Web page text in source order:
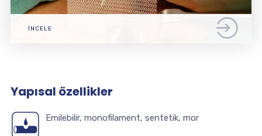
İNCELE
Yapısal özellikler
Emilebilir, monofilament, sentetik, mor